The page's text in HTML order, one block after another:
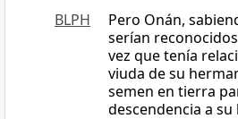
BLPH
Pero Onán,
serían
vez que tenía
viuda de su
semen en tierra
descendencia a